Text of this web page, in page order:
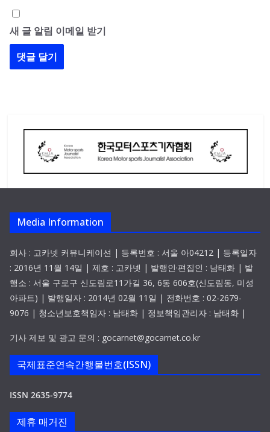
새 글 알림 이메일 받기
Media Information
회사 : 고카넷 커뮤니케이션 | 등록번호 : 서울 아04212 | 등록일자
: 2016년 11월 14일 | 제호 : 고카넷 | 발행인·편집인 : 남태화 | 발
행소 : 서울 구로구 신도림로11가길 36, 6동 606호(신도림동, 미성
아파트) | 발행일자 : 2014년 02월 11일 | 전화번호 : 02-2679-
9076 | 청소년보호책임자 : 남태화 | 정보책임관리자 : 남태화 |
기사 제보 및 광고 문의 : gocarnet@gocarnet.co.kr
국제표준연속간행물번호(ISSN)
ISSN 2635-9774
제휴 매거진